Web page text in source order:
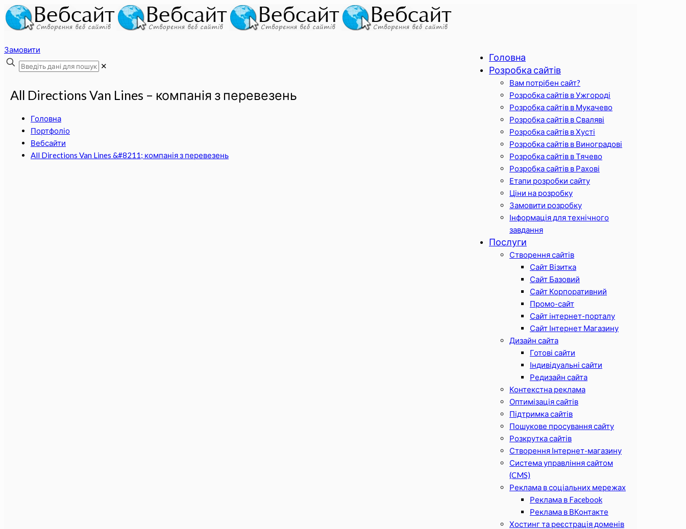
Головна
Розробка сайтів
Вам потрібен сайт?
Розробка сайтів в Ужгороді
Розробка сайтів в Мукачево
Розробка сайтів в Сваляві
Розробка сайтів в Хусті
Розробка сайтів в Виноградові
Розробка сайтів в Тячево
Розробка сайтів в Рахові
Етапи розробки сайту
Ціни на розробку
Замовити розробку
Інформація для технічного
завдання
Послуги
Створення сайтів
Сайт Візитка
Сайт Базовий
Сайт Корпоративний
Промо-сайт
Сайт інтернет-порталу
Сайт Інтернет Магазину
Дизайн сайта
Готові сайти
Індивідуальні сайти
Редизайн сайта
Контекстна реклама
Оптимізація сайтів
Підтримка сайтів
Пошукове просування сайту
Розкрутка сайтів
Створення Інтернет-магазину
Система управління сайтом
(CMS)
Реклама в соціальних мережах
Реклама в Facebook
Реклама в ВКонтакте
Хостинг та реєстрація доменів
Замовити
✕
All Directions Van Lines – компанія з перевезень
Головна
Портфоліо
Вебсайти
All Directions Van Lines &#8211; компанія з перевезень